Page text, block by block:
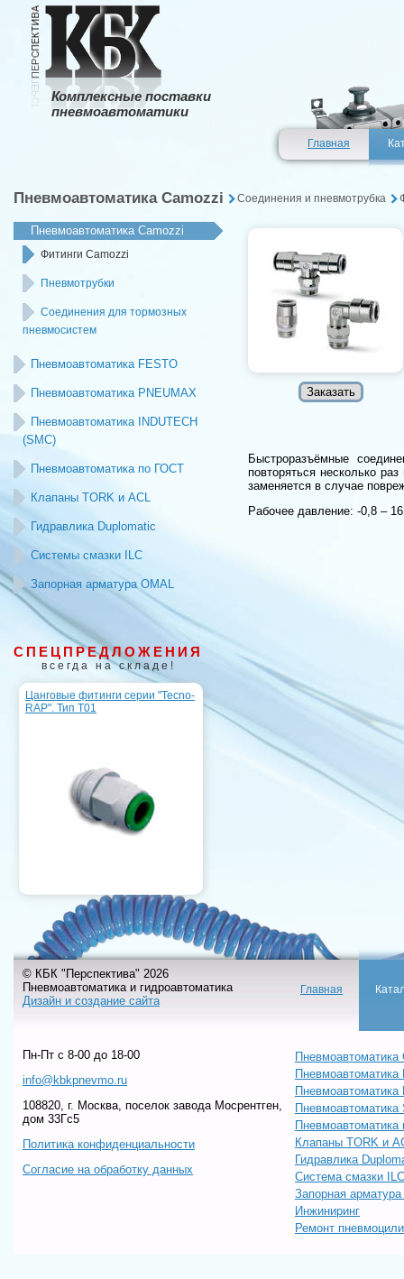
Комплексные поставки
пневмоавтоматики
Главная
Пневмоавтоматика Camozzi Соединения и пневмотрубка
Пневмоавтоматика Camozzi
Фитинги Camozzi
Пневмотрубки
Соединения для тормозных
пневмосистем
Пневмоавтоматика FESTO
Пневмоавтоматика PNEUMAX
Пневмоавтоматика INDUTECH
(SMC)
Пневмоавтоматика по ГОСТ
Клапаны TORK и ACL
Гидравлика Duplomatic
Системы смазки ILC
Запорная арматура OMAL
СПЕЦПРЕДЛОЖЕНИЯ
всегда на складе!
Цанговые фитинги серии "Tecno-
RAP". Тип T01
Быстроразъёмные
повторяться несколько
заменяется в случае
Рабочее давление: -0,8 –
© КБК "Перспектива" 2026
Пневмоавтоматика и гидроавтоматика
Дизайн и создание сайта
Главная
Пн-Пт c 8-00 до 18-00
info@kbkpnevmo.ru
108820, г. Москва, поселок завода Мосрентген,
дом 33Гс5
Политика конфиденциальности
Согласие на обработку данных
Пневмоавтоматика
Пневмоавтоматика
Пневмоавтоматика
Пневмоавтоматика
Клапаны TORK и
Гидравлика
Система смазки ILC
Запорная
Инжиниринг
Ремонт